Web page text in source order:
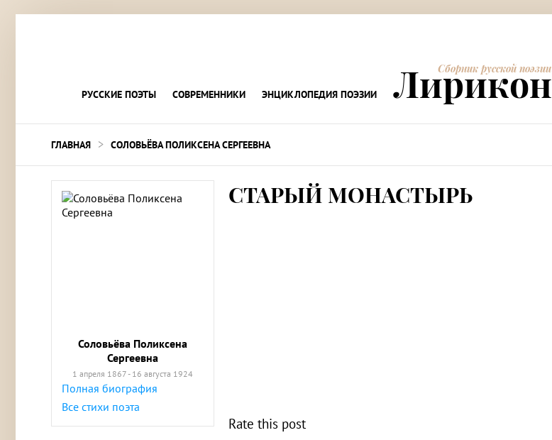
РУССКИЕ ПОЭТЫ СОВРЕМЕННИКИ ЭНЦИКЛОПЕДИЯ ПОЭЗИИ
Сборник русской поэзии
Лирикон
ГЛАВНАЯ > СОЛОВЬЁВА ПОЛИКСЕНА СЕРГЕЕВНА
Соловьёва Поликсена
Сергеевна
1 апреля 1867 - 16 августа 1924
Полная биография
Все стихи поэта
СТАРЫЙ МОНАСТЫРЬ
Rate this post